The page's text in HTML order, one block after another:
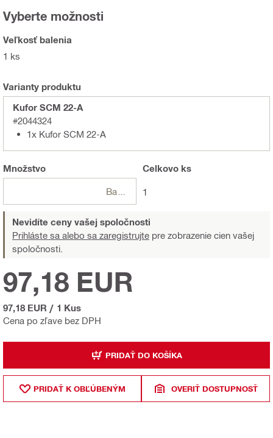
Vyberte možnosti
Veľkosť balenia
1 ks
Varianty produktu
Kufor SCM 22-A
#2044324
1x Kufor SCM 22-A
Množstvo Celkovo ks
1
Nevidíte ceny vašej spoločnosti
Prihláste sa alebo sa zaregistrujte pre zobrazenie cien vašej
spoločnosti.
Cena po zľave bez DPH
97,18 EUR
97,18 EUR / 1 Kus
PRIDAŤ DO KOŠÍKA
PRIDAŤ K OBĽÚBENÝM OVERIŤ DOSTUPNOSŤ